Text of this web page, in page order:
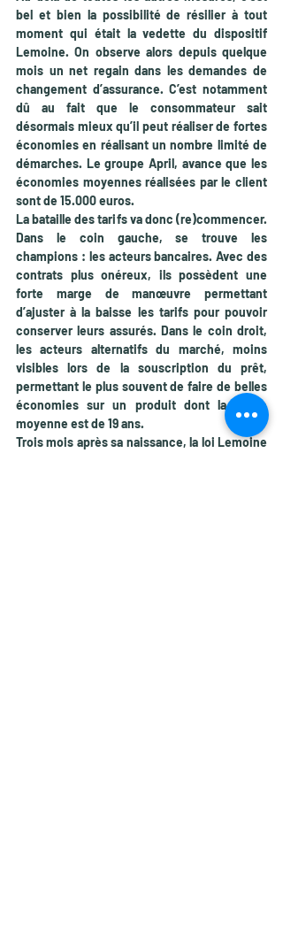
bel et bien la possibilité de résilier à tout
moment qui était la vedette du dispositif
Lemoine. On observe alors depuis quelque
mois un net regain dans les demandes de
changement d’assurance. C’est notamment
dû au fait que le consommateur sait
désormais mieux qu’il peut réaliser de fortes
économies en réalisant un nombre limité de
démarches. Le groupe April, avance que les
économies moyennes réalisées par le client
sont de 15.000 euros.
La bataille des tarifs va donc (re)commencer.
Dans le coin gauche, se trouve les
champions : les acteurs bancaires. Avec des
contrats plus onéreux, ils possèdent une
forte marge de manœuvre permettant
d’ajuster à la baisse les tarifs pour pouvoir
conserver leurs assurés. Dans le coin droit,
les acteurs alternatifs du marché, moins
visibles lors de la souscription du prêt,
permettant le plus souvent de faire de belles
économies sur un produit dont la durée
moyenne est de 19 ans.
Trois mois après sa naissance, la loi Lemoine